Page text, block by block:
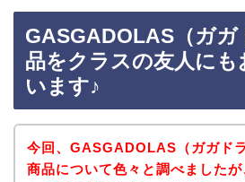
GASGADOLAS（ガガ
品をクラスの友人にも
います♪
今回、GASGADOLAS（ガガド
商品について色々と調べました